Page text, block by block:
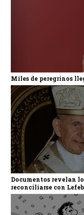
Miles de peregrinos
Documentos revelan
reconciliarse con